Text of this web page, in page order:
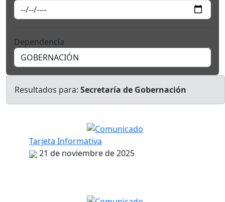
Dependencia
Resultados para: Secretaría de Gobernación
Tarjeta Informativa
21 de noviembre de 2025